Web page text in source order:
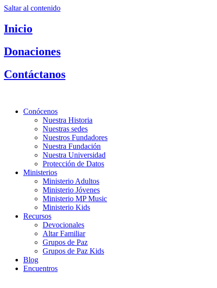
Saltar al contenido
Inicio
Donaciones
Contáctanos
Conócenos
Nuestra Historia
Nuestras sedes
Nuestros Fundadores
Nuestra Fundación
Nuestra Universidad
Protección de Datos
Ministerios
Ministerio Adultos
Ministerio Jóvenes
Ministerio MP Music
Ministerio Kids
Recursos
Devocionales
Altar Familiar
Grupos de Paz
Grupos de Paz Kids
Blog
Encuentros